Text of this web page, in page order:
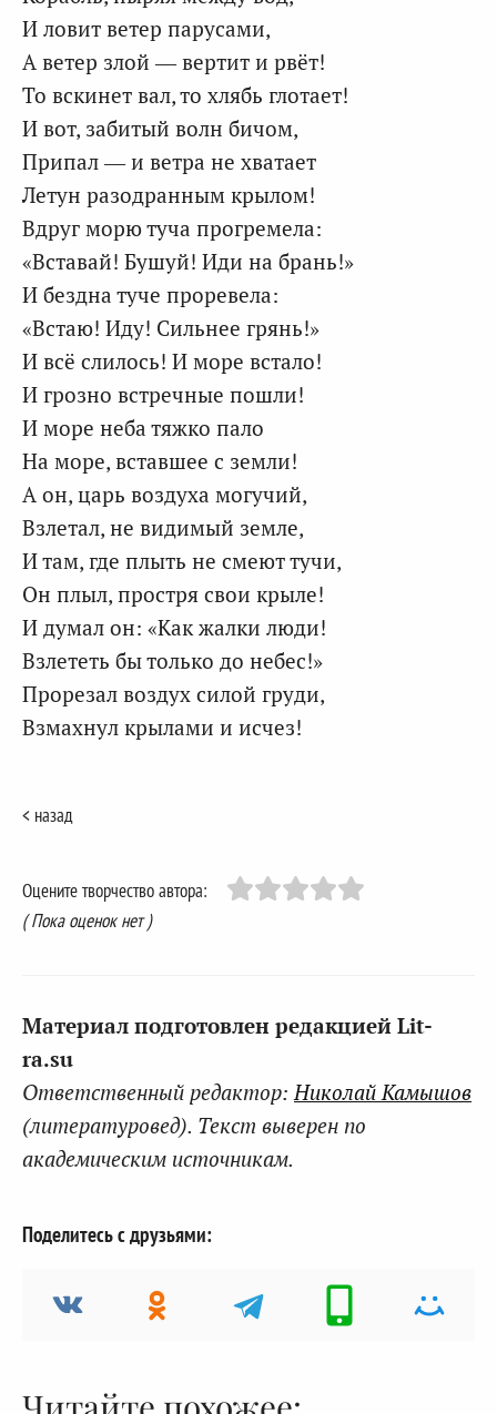
И ловит ветер парусами,
А ветер злой — вертит и рвёт!
То вскинет вал, то хлябь глотает!
И вот, забитый волн бичом,
Припал — и ветра не хватает
Летун разодранным крылом!
Вдруг морю туча прогремела:
«Вставай! Бушуй! Иди на брань!»
И бездна туче проревела:
«Встаю! Иду! Сильнее грянь!»
И всё слилось! И море встало!
И грозно встречные пошли!
И море неба тяжко пало
На море, вставшее с земли!
А он, царь воздуха могучий,
Взлетал, не видимый земле,
И там, где плыть не смеют тучи,
Он плыл, простря свои крыле!
И думал он: «Как жалки люди!
Взлететь бы только до небес!»
Прорезал воздух силой груди,
Взмахнул крылами и исчез!
< назад
Оцените творчество автора:
( Пока оценок нет )
Материал подготовлен редакцией Lit-
ra.su
Ответственный редактор: Николай Камышов
(литературовед). Текст выверен по
академическим источникам.
Поделитесь с друзьями:
Читайте похожее: